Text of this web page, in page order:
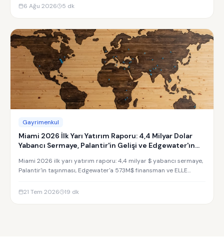
6 Ağu 2026
5 dk
Gayrimenkul
Miami 2026 İlk Yarı Yatırım Raporu: 4,4 Milyar Dolar
Yabancı Sermaye, Palantir'in Gelişi ve Edgewater'ın
Miami 2026 ilk yarı yatırım raporu: 4,4 milyar $ yabancı sermaye,
Palantir'in taşınması, Edgewater'a 573M$ finansman ve ELLE
21 Tem 2026
19 dk